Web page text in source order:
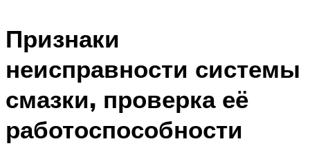
Признаки
неисправности системы
смазки, проверка её
работоспособности